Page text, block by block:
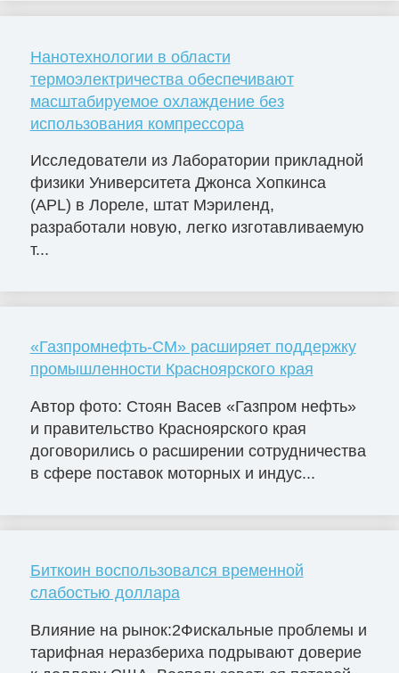
Нанотехнологии в области
термоэлектричества обеспечивают
масштабируемое охлаждение без
использования компрессора
Исследователи из Лаборатории прикладной
физики Университета Джонса Хопкинса
(APL) в Лореле, штат Мэриленд,
разработали новую, легко изготавливаемую
т...
«Газпромнефть-СМ» расширяет поддержку
промышленности Красноярского края
Автор фото: Стоян Васев «Газпром нефть»
и правительство Красноярского края
договорились о расширении сотрудничества
в сфере поставок моторных и индус...
Биткоин воспользовался временной
слабостью доллара
Влияние на рынок:2Фискальные проблемы и
тарифная неразбериха подрывают доверие